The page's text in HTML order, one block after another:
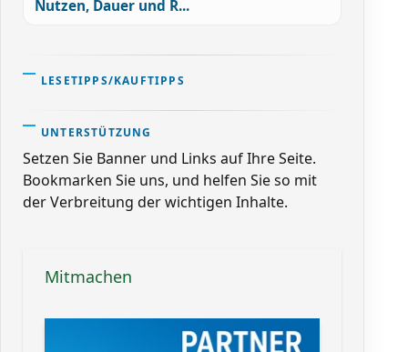
Nutzen, Dauer und R...
LESETIPPS/KAUFTIPPS
UNTERSTÜTZUNG
Setzen Sie Banner und Links auf Ihre Seite.
Bookmarken Sie uns, und helfen Sie so mit
der Verbreitung der wichtigen Inhalte.
Mitmachen